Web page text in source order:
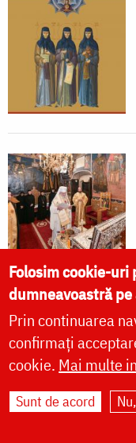
Folosim cookie-
dumneavoastră
Prin continuarea
confirmați
cookie. Mai multe
Sunt de acord